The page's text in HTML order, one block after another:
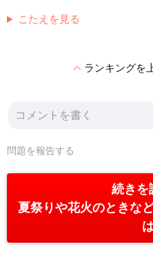
こたえを見る
expand_lessランキングを
問題を報告する
続きを
夏祭りや花火のときな